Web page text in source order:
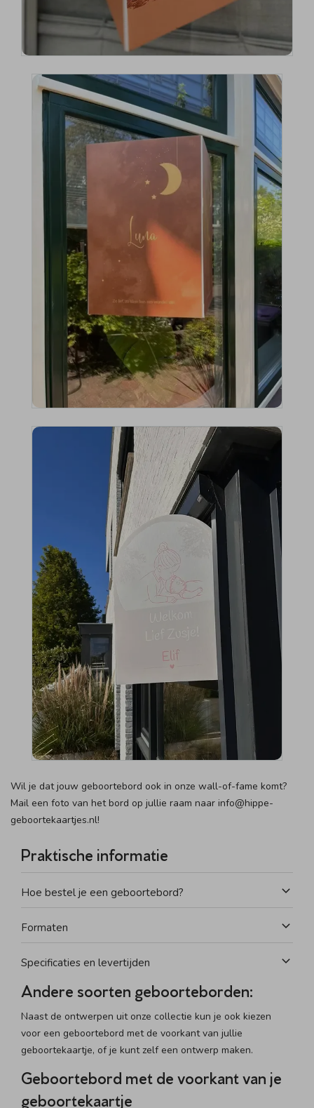
Wil je dat jouw geboortebord ook in onze wall-of-fame komt?
Mail een foto van het bord op jullie raam naar info@hippe-
geboortekaartjes.nl!
Praktische informatie
Hoe bestel je een geboortebord?
Formaten
Specificaties en levertijden
Andere soorten geboorteborden:
Naast de ontwerpen uit onze collectie kun je ook kiezen
voor een geboortebord met de voorkant van jullie
geboortekaartje, of je kunt zelf een ontwerp maken.
Geboortebord met de voorkant van je
geboortekaartje